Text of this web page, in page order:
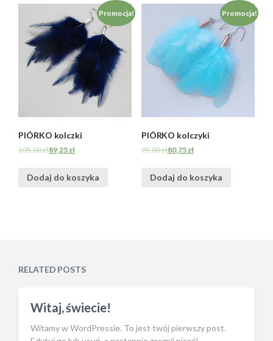
Promocja!
PIÓRKO kolczki
105,00zł89,25 zł
Dodaj do koszyka
Promocja!
PIÓRKO kolczyki
95,00zł80,75 zł
Dodaj do koszyka
RELATED POSTS
Witaj, świecie!
Witamy w WordPressie. To jest twój pierwszy post.